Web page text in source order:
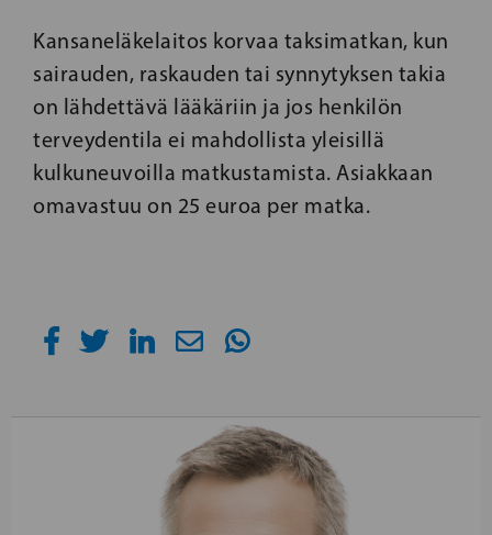
Kansaneläkelaitos korvaa taksimatkan, kun
sairauden, raskauden tai synnytyksen takia
on lähdettävä lääkäriin ja jos henkilön
terveydentila ei mahdollista yleisillä
kulkuneuvoilla matkustamista. Asiakkaan
omavastuu on 25 euroa per matka.